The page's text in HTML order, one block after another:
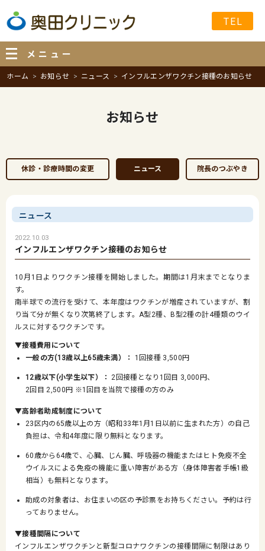
TEL
メニュー
ホーム お知らせ ニュース インフルエンザワクチン接種のお知らせ
お知らせ
休診・診療時間の変更 ニュース 院長のつぶやき
ニュース
2022.10.03
インフルエンザワクチン接種のお知らせ
10月1日よりワクチン接種を開始しました。期間は1月末までとなりま
す。
南半球での流行を受けて、本年度はワクチンが増産されていますが、割
り当て分が無くなり次第終了します。A型2種、B型2種の計4種類のウイ
ルスに対するワクチンです。
▼接種費用について
一般の方(13歳以上65歳未満）：
1回接種 3,500円
12歳以下(小学生以下）： 2回接種となり1回目 3,000円、
2回目 2,500円 ※1回目を当院で接種の方のみ
▼高齢者助成制度について
23区内の65歳以上の方（昭和33年1月1日以前に生まれた方）の自己
負担は、令和4年度に限り無料となります。
60歳から64歳で、心臓、じん臓、呼吸器の機能またはヒト免疫不全
ウイルスによる免疫の機能に重い障害がある方（身体障害者手帳1級
相当）も無料となります。
助成の対象者は、お住まいの区の予診票をお持ちください。予約は行
っておりません。
▼接種間隔について
インフルエンザワクチンと新型コロナワクチンの接種間隔に制限はあり